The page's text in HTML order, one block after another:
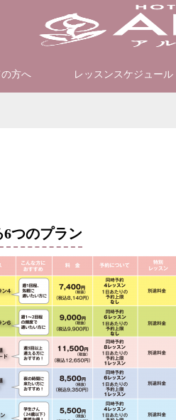
方へ レッスンスケジュール
つのプラン